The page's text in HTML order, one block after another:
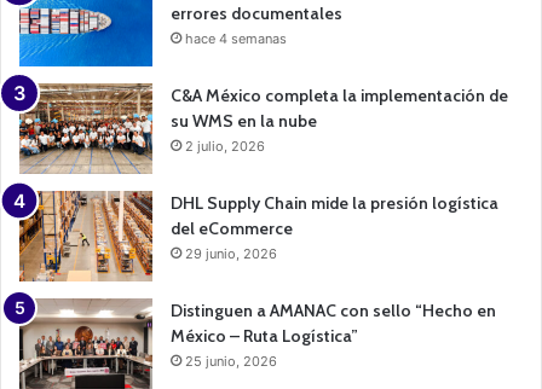
errores documentales
hace 4 semanas
C&A México completa la implementación de
su WMS en la nube
2 julio, 2026
DHL Supply Chain mide la presión logística
del eCommerce
29 junio, 2026
Distinguen a AMANAC con sello “Hecho en
México – Ruta Logística”
25 junio, 2026